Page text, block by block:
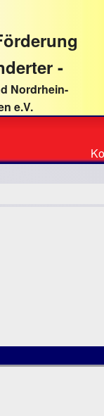
-
Nordrhein-
e.V.